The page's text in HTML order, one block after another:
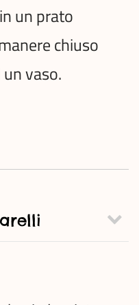
un prato
chiuso
vaso.